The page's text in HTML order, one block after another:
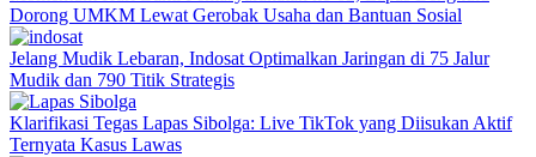
Dorong UMKM Lewat Gerobak Usaha dan Bantuan Sosial
Jelang Mudik Lebaran, Indosat Optimalkan Jaringan di 75 Jalur
Mudik dan 790 Titik Strategis
Klarifikasi Tegas Lapas Sibolga: Live TikTok yang Diisukan Aktif
Ternyata Kasus Lawas